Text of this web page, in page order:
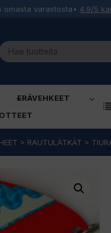
omasta varastosta• 4.9/5
ERÄVEHKEET
> RAUTULÄTKÄT >